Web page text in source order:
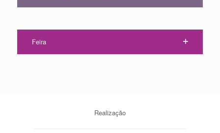
Feira
Realização